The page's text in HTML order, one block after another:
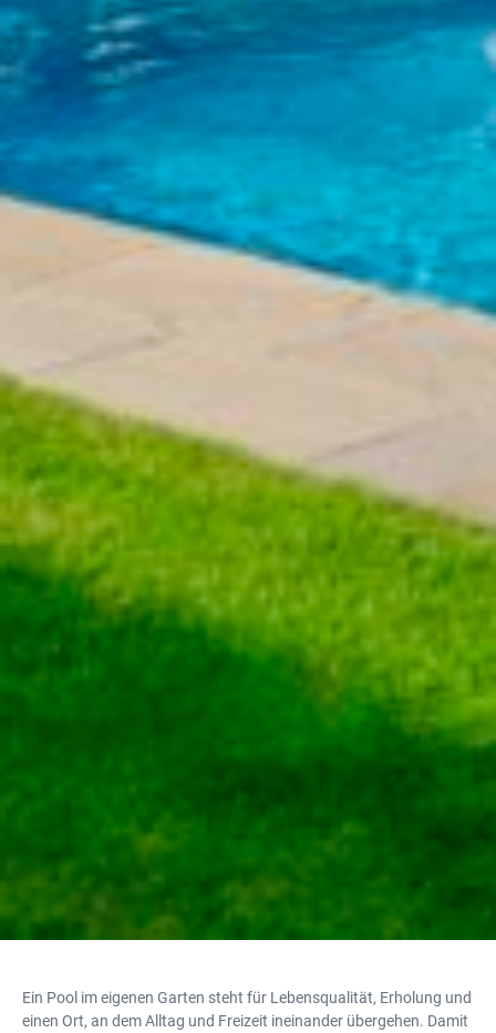
Ein Pool im eigenen Garten steht für Lebensqualität, Erholung und
einen Ort, an dem Alltag und Freizeit ineinander übergehen. Damit